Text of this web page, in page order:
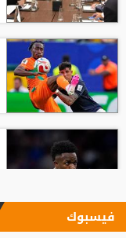
فيسبوك